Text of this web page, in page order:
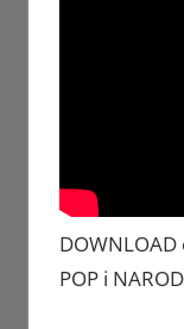
DOWNLOAD
POP i